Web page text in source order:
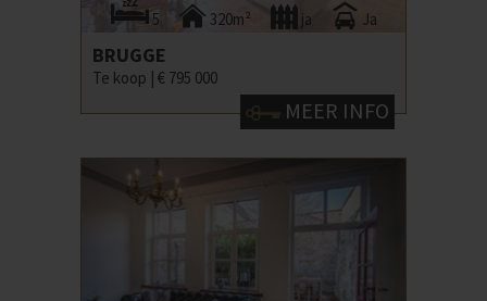
5 320m² ja Ja
BRUGGE
Te koop | € 795 000
MEER INFO